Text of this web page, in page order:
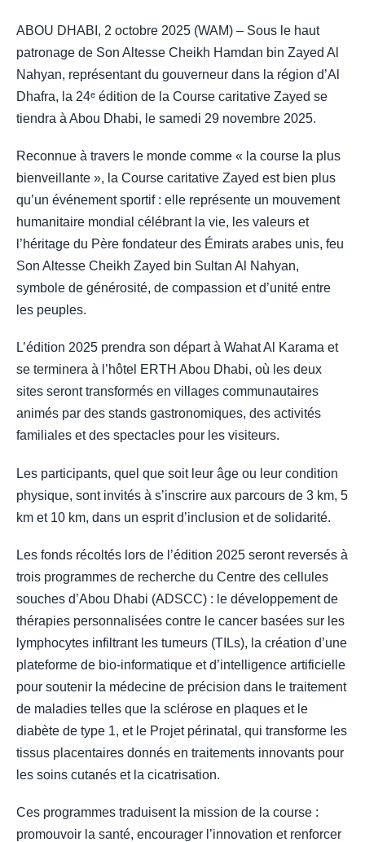
ABOU DHABI, 2 octobre 2025 (WAM) – Sous le haut
patronage de Son Altesse Cheikh Hamdan bin Zayed Al
Nahyan, représentant du gouverneur dans la région d’Al
Dhafra, la 24ᵉ édition de la Course caritative Zayed se
tiendra à Abou Dhabi, le samedi 29 novembre 2025.
Reconnue à travers le monde comme « la course la plus
bienveillante », la Course caritative Zayed est bien plus
qu’un événement sportif : elle représente un mouvement
humanitaire mondial célébrant la vie, les valeurs et
l’héritage du Père fondateur des Émirats arabes unis, feu
Son Altesse Cheikh Zayed bin Sultan Al Nahyan,
symbole de générosité, de compassion et d’unité entre
les peuples.
L’édition 2025 prendra son départ à Wahat Al Karama et
se terminera à l’hôtel ERTH Abou Dhabi, où les deux
sites seront transformés en villages communautaires
animés par des stands gastronomiques, des activités
familiales et des spectacles pour les visiteurs.
Les participants, quel que soit leur âge ou leur condition
physique, sont invités à s’inscrire aux parcours de 3 km, 5
km et 10 km, dans un esprit d’inclusion et de solidarité.
Les fonds récoltés lors de l’édition 2025 seront reversés à
trois programmes de recherche du Centre des cellules
souches d’Abou Dhabi (ADSCC) : le développement de
thérapies personnalisées contre le cancer basées sur les
lymphocytes infiltrant les tumeurs (TILs), la création d’une
plateforme de bio-informatique et d’intelligence artificielle
pour soutenir la médecine de précision dans le traitement
de maladies telles que la sclérose en plaques et le
diabète de type 1, et le Projet périnatal, qui transforme les
tissus placentaires donnés en traitements innovants pour
les soins cutanés et la cicatrisation.
Ces programmes traduisent la mission de la course :
promouvoir la santé, encourager l’innovation et renforcer